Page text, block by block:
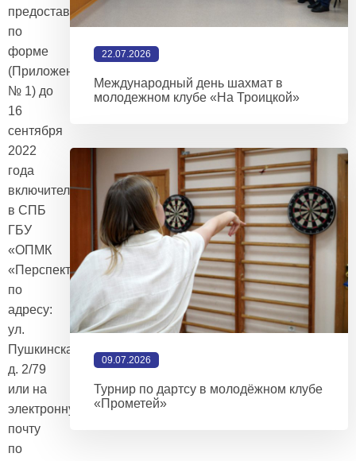
предоставляются
по
форме
(Приложение
№ 1) до
16
сентября
2022
года
включительно
в СПБ
ГБУ
«ОПМК
«Перспектива»
по
адресу:
ул.
Пушкинская,
д. 2/79
или на
электронную
почту
по
22.07.2026
Международный день шахмат в
молодежном клубе «На Троицкой»
09.07.2026
Турнир по дартсу в молодёжном клубе
«Прометей»